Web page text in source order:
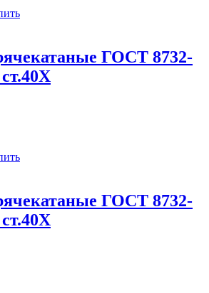
ГОСТ 8732-
ГОСТ 8732-